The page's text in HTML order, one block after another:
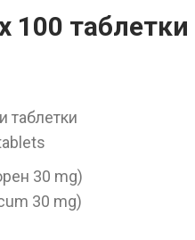
100 таблетки
30 mg)
30 mg)